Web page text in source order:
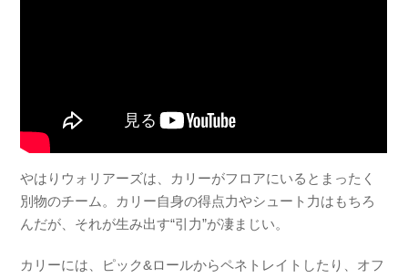
やはりウォリアーズは、カリーがフロアにいるとまったく
別物のチーム。カリー自身の得点力やシュート力はもちろ
んだが、それが生み出す“引力”が凄まじい。
カリーには、ピック&ロールからペネトレイトしたり、オフ